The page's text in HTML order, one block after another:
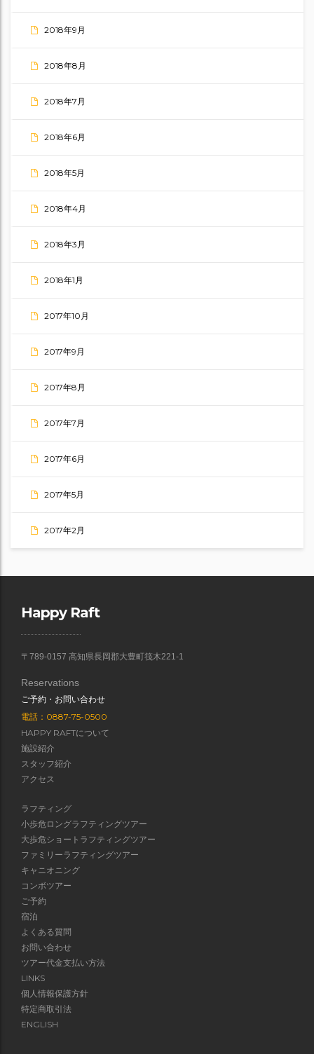
2018年9月
2018年8月
2018年7月
2018年6月
2018年5月
2018年4月
2018年3月
2018年1月
2017年10月
2017年9月
2017年8月
2017年7月
2017年6月
2017年5月
2017年2月
Happy Raft
〒789-0157 高知県長岡郡大豊町筏木221-1
Reservations
ご予約・お問い合わせ
電話：0887-75-0500
HAPPY RAFTについて
施設紹介
スタッフ紹介
アクセス
ラフティング
小歩危ロングラフティングツアー
大歩危ショートラフティングツアー
ファミリーラフティングツアー
キャニオニング
コンボツアー
ご予約
宿泊
よくある質問
お問い合わせ
ツアー代金支払い方法
LINKS
個人情報保護方針
特定商取引法
ENGLISH